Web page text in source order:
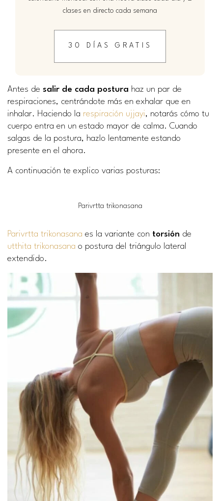
clases en directo cada semana
30 DÍAS GRATIS
Antes de salir de cada postura haz un par de
respiraciones, centrándote más en exhalar que en
inhalar. Haciendo la respiración ujjayi, notarás cómo tu
cuerpo entra en un estado mayor de calma. Cuando
salgas de la postura, hazlo lentamente estando
presente en el ahora.
A continuación te explico varias posturas:
Parivrtta trikonasana
Parivrtta trikonasana es la variante con torsión de
utthita trikonasana o postura del triángulo lateral
extendido.